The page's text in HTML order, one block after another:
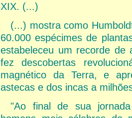
XIX. (...)
(...) mostra como
60.000 espécimes de
estabeleceu um recorde de
fez descobertas
magnético da Terra, e
astecas e dos incas a
"Ao final de sua